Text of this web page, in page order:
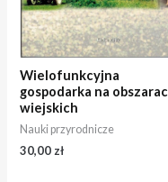
Wielofunkcyjna
gospodarka na
wiejskich
Nauki przyrodnicze
30,00 zł